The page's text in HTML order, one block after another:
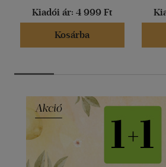
Kiadói ár: 4 999 Ft
Kosárba